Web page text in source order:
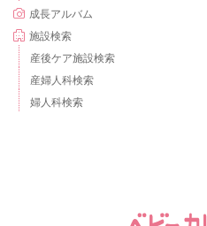
成長アルバム
施設検索
産後ケア施設検索
産婦人科検索
婦人科検索